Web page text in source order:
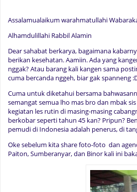
Assalamualaikum warahmatullahi
Alhamdulillahi Rabbil Alamin
Dear sahabat berkarya, bagaimana
berikan kesehatan. Aamiin. Ada yang
nggak? Atau barang kali kangen sama
cuma bercanda nggeh, biar gak spanneng
Cuma untuk diketahui bersama
semangat semua lho mas bro dan mbak
kegiatan les rutin di masing-masing
berkobar seperti tahun 45 kan? Pripun?
pemudi di Indonesia adalah penerus, di
Oke sebelum kita share foto-foto dan
Paiton, Sumberanyar, dan Binor kali ini